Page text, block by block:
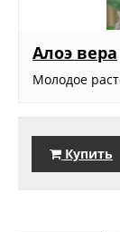
Алоэ вера
Молодое
Купить